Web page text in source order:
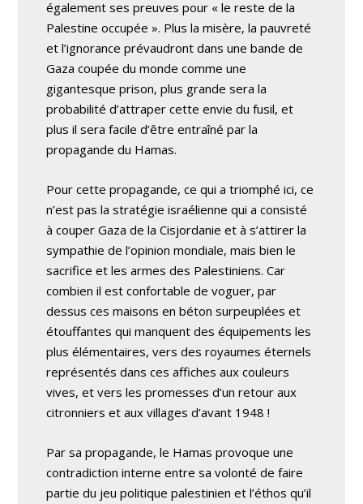
également ses preuves pour « le reste de la
Palestine occupée ». Plus la misère, la pauvreté
et l’ignorance prévaudront dans une bande de
Gaza coupée du monde comme une
gigantesque prison, plus grande sera la
probabilité d’attraper cette envie du fusil, et
plus il sera facile d’être entraîné par la
propagande du Hamas.
Pour cette propagande, ce qui a triomphé ici, ce
n’est pas la stratégie israélienne qui a consisté
à couper Gaza de la Cisjordanie et à s’attirer la
sympathie de l’opinion mondiale, mais bien le
sacrifice et les armes des Palestiniens. Car
combien il est confortable de voguer, par
dessus ces maisons en béton surpeuplées et
étouffantes qui manquent des équipements les
plus élémentaires, vers des royaumes éternels
représentés dans ces affiches aux couleurs
vives, et vers les promesses d’un retour aux
citronniers et aux villages d’avant 1948 !
Par sa propagande, le Hamas provoque une
contradiction interne entre sa volonté de faire
partie du jeu politique palestinien et l’éthos qu’il